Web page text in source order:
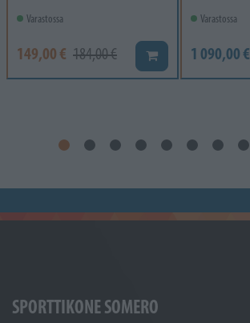
Varastossa
149,00 € 184,00 € Lisää koriin
Varastossa
1 090,00 €
SPORTTIKONE SOMERO